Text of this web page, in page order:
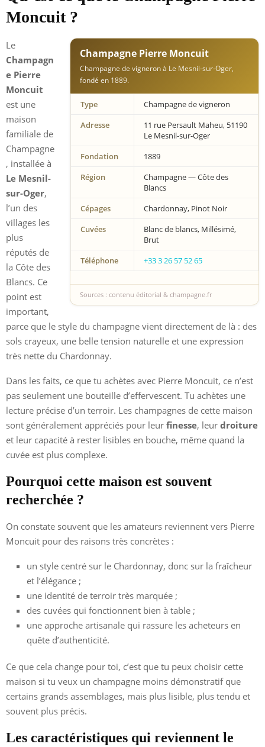
Moncuit ?
Champagne Pierre Moncuit
Champagne de vigneron à Le Mesnil-sur-Oger,
fondé en 1889.
Type
Champagne de vigneron
Adresse
11 rue Persault Maheu, 51190
Le Mesnil-sur-Oger
Fondation
1889
Région
Champagne — Côte des
Blancs
Cépages
Chardonnay, Pinot Noir
Cuvées
Blanc de blancs, Millésimé,
Brut
Téléphone
+33 3 26 57 52 65
Sources : contenu éditorial & champagne.fr
Le
Champagn
e Pierre
Moncuit
est une
maison
familiale de
Champagne
, installée à
Le Mesnil-
sur-Oger,
l’un des
villages les
plus
réputés de
la Côte des
Blancs. Ce
point est
important,
parce que le style du champagne vient directement de là : des
sols crayeux, une belle tension naturelle et une expression
très nette du Chardonnay.
Dans les faits, ce que tu achètes avec Pierre Moncuit, ce n’est
pas seulement une bouteille d’effervescent. Tu achètes une
lecture précise d’un terroir. Les champagnes de cette maison
sont généralement appréciés pour leur finesse, leur droiture
et leur capacité à rester lisibles en bouche, même quand la
cuvée est plus complexe.
Pourquoi cette maison est souvent
recherchée ?
On constate souvent que les amateurs reviennent vers Pierre
Moncuit pour des raisons très concrètes :
un style centré sur le Chardonnay, donc sur la fraîcheur
et l’élégance ;
une identité de terroir très marquée ;
des cuvées qui fonctionnent bien à table ;
une approche artisanale qui rassure les acheteurs en
quête d’authenticité.
Ce que cela change pour toi, c’est que tu peux choisir cette
maison si tu veux un champagne moins démonstratif que
certains grands assemblages, mais plus lisible, plus tendu et
souvent plus précis.
Les caractéristiques qui reviennent le